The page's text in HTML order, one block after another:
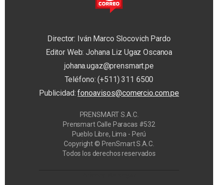
Director: Iván Marco Slocovich Pardo
Editor Web: Johana Liz Ugaz Oscanoa
johana.ugaz@prensmart.pe
Teléfono: (+511) 311 6500
Publicidad:fonoavisos@comercio.com.pe
PRENSMART S.A.C.
Prensmart Calle Paracas #532
Pueblo Libre, Lima - Perú
Copyright © PrenSmart S.A.C.
Todos los derechos reservados